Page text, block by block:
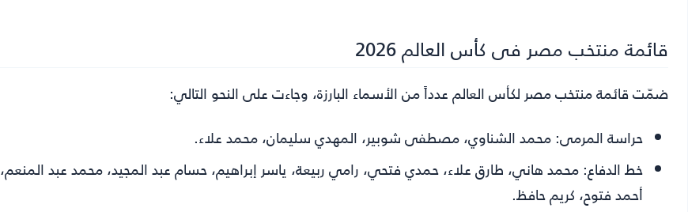
قائمة منتخب مصر فى كأس العالم 2026
ضمّت قائمة منتخب مصر لكأس العالم عدداً من الأسماء البارزة، وجاءت على النحو التالي:
حراسة المرمى: محمد الشناوي، مصطفى شوبير، المهدي سليمان، محمد علاء.
خط الدفاع: محمد هاني، طارق علاء، حمدي فتحي، رامي ربيعة، ياسر إبراهيم، حسام عبد المجيد، محمد عبد المنعم،
أحمد فتوح، كريم حافظ.